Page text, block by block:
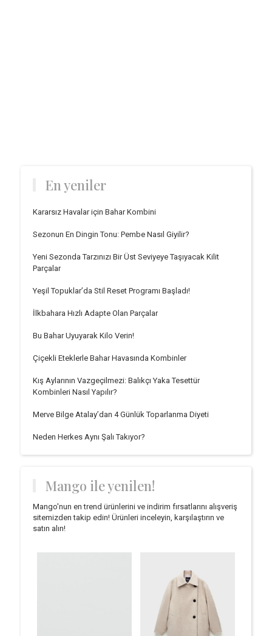
En yeniler
Kararsız Havalar için Bahar Kombini
Sezonun En Dingin Tonu: Pembe Nasıl Giyilir?
Yeni Sezonda Tarzınızı Bir Üst Seviyeye Taşıyacak Kilit
Parçalar
Yeşil Topuklar’da Stil Reset Programı Başladı!
İlkbahara Hızlı Adapte Olan Parçalar
Bu Bahar Uyuyarak Kilo Verin!
Çiçekli Eteklerle Bahar Havasında Kombinler
Kış Aylarının Vazgeçilmezi: Balıkçı Yaka Tesettür
Kombinleri Nasıl Yapılır?
Merve Bilge Atalay’dan 4 Günlük Toparlanma Diyeti
Neden Herkes Aynı Şalı Takıyor?
Mango ile yenilen!
Mango'nun en trend ürünlerini ve indirim fırsatlarını alışveriş
sitemizden takip edin! Ürünleri inceleyin, karşılaştırın ve
satın alın!